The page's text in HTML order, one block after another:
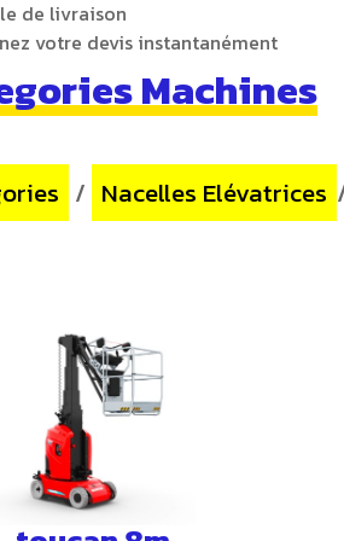
de livraison
votre devis instantanément
Machines
/ Nacelles Elévatrices